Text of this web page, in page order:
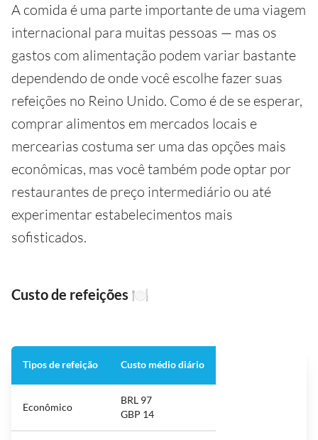
A comida é uma parte importante de uma viagem
internacional para muitas pessoas — mas os
gastos com alimentação podem variar bastante
dependendo de onde você escolhe fazer suas
refeições no Reino Unido. Como é de se esperar,
comprar alimentos em mercados locais e
mercearias costuma ser uma das opções mais
econômicas, mas você também pode optar por
restaurantes de preço intermediário ou até
experimentar estabelecimentos mais
sofisticados.
Custo de refeições 🍽️
Tipos de refeição Custo médio diário
Econômico
BRL 97
GBP 14